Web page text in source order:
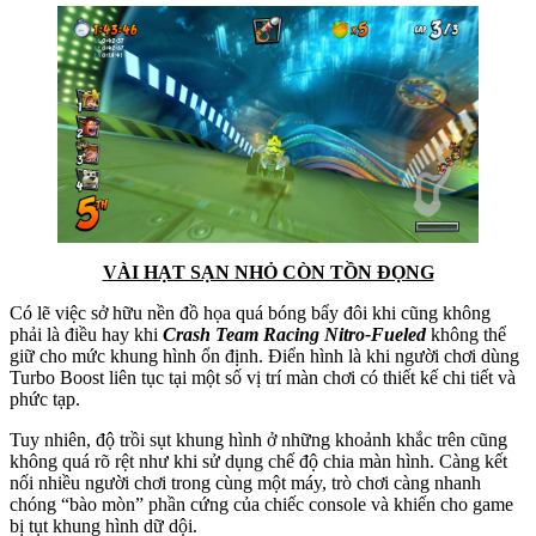
VÀI HẠT SẠN NHỎ CÒN TỒN ĐỌNG
Có lẽ việc sở hữu nền đồ họa quá bóng bẩy đôi khi cũng không
phải là điều hay khi Crash Team Racing Nitro-Fueledkhông thể
giữ cho mức khung hình ổn định. Điển hình là khi người chơi dùng
Turbo Boost liên tục tại một số vị trí màn chơi có thiết kế chi tiết và
phức tạp.
Tuy nhiên, độ trồi sụt khung hình ở những khoảnh khắc trên cũng
không quá rõ rệt như khi sử dụng chế độ chia màn hình. Càng kết
nối nhiều người chơi trong cùng một máy, trò chơi càng nhanh
chóng “bào mòn” phần cứng của chiếc console và khiến cho game
bị tụt khung hình dữ dội.